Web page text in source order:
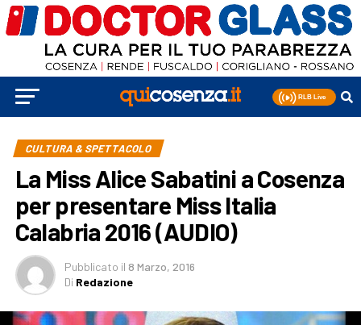
CULTURA & SPETTACOLO
La Miss Alice Sabatini a Cosenza
per presentare Miss Italia
Calabria 2016 (AUDIO)
Pubblicato il 8 Marzo, 2016
Di Redazione